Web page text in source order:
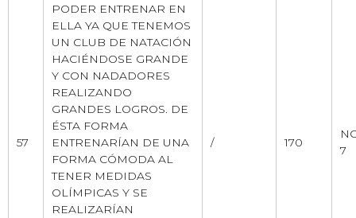
57
PODER ENTRENAR EN
ELLA YA QUE TENEMOS
UN CLUB DE NATACIÓN
HACIÉNDOSE GRANDE
Y CON NADADORES
REALIZANDO
GRANDES LOGROS. DE
ÉSTA FORMA
ENTRENARÍAN DE UNA
FORMA CÓMODA AL
TENER MEDIDAS
OLÍMPICAS Y SE
REALIZARÍAN
/ 170
7